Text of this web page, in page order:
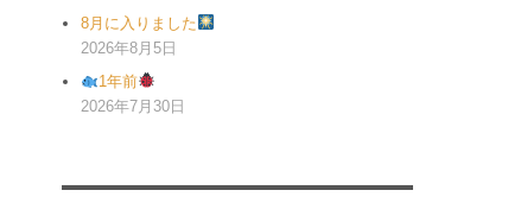
8月に入りました
2026年8月5日
1年前
2026年7月30日